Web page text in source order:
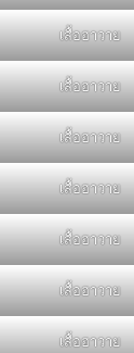
เสื้อฮาวาย
เสื้อฮาวาย
เสื้อฮาวาย
เสื้อฮาวาย
เสื้อฮาวาย
เสื้อฮาวาย
เสื้อฮาวาย